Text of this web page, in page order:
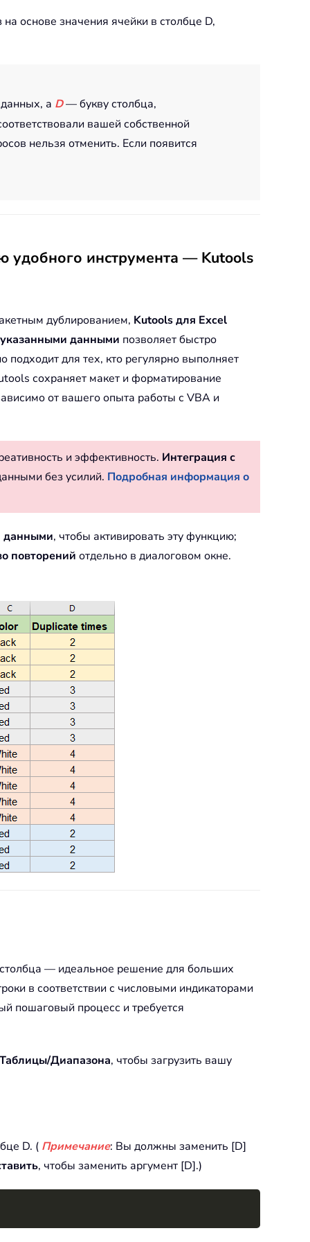
основе значения ячейки в столбце D,
а D— букву столбца,
вашей собственной
нельзя отменить. Если появится
удобного инструмента — Kutools
дублированием, Kutools для Excel
указанными данными позволяет быстро
подходит для тех, кто регулярно выполняет
сохраняет макет и форматирование
от вашего опыта работы с VBA и
и эффективность. Интеграция с
без усилий. Подробная информация о
данными, чтобы активировать эту функцию;
повторений отдельно в диалоговом окне.
— идеальное решение для больших
в соответствии с числовыми индикаторами
пошаговый процесс и требуется
Диапазона, чтобы загрузить вашу
D. ( Примечание: Вы должны заменить [D]
, чтобы заменить аргумент [D].)